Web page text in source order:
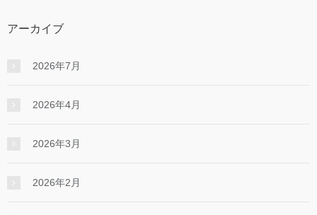
アーカイブ
2026年7月
2026年4月
2026年3月
2026年2月